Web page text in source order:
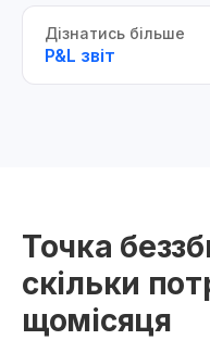
Дізнатись більше
P&L звіт
Точка
скільки
щомісяця